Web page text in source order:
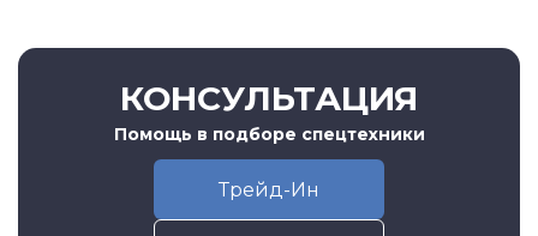
КОНСУЛЬТАЦИЯ
Помощь в подборе спецтехники
Трейд-Ин